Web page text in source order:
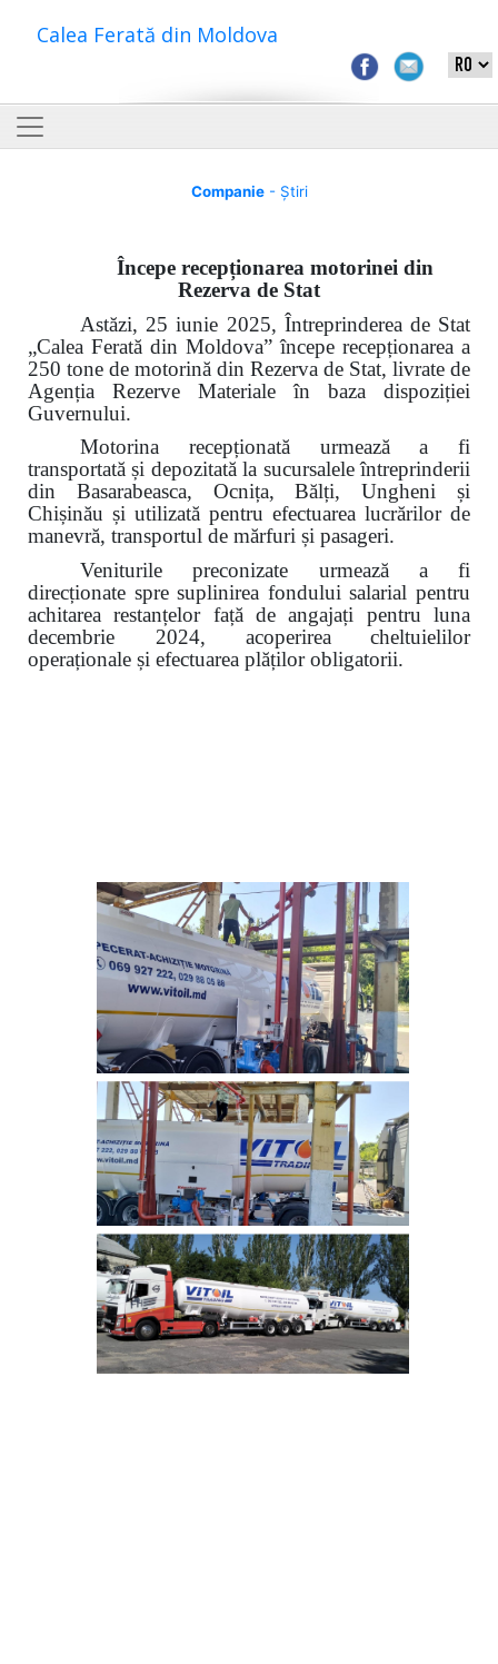
Calea Ferată din Moldova
Companie- Știri
Începe recepționarea motorinei din
Rezerva de Stat
Astăzi, 25 iunie 2025, Întreprinderea de Stat
„Calea Ferată din Moldova” începe recepționarea a
250 tone de motorină din Rezerva de Stat, livrate de
Agenția Rezerve Materiale în baza dispoziției
Guvernului.
Motorina recepționată urmează a fi
transportată și depozitată la sucursalele întreprinderii
din Basarabeasca, Ocnița, Bălți, Ungheni și
Chișinău și utilizată pentru efectuarea lucrărilor de
manevră, transportul de mărfuri și pasageri.
Veniturile preconizate urmează a fi
direcționate spre suplinirea fondului salarial pentru
achitarea restanțelor față de angajați pentru luna
decembrie 2024, acoperirea
cheltuielilor
operaționale și efectuarea plăților obligatorii.